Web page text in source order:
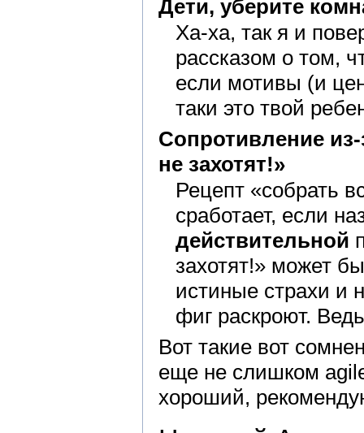
Дети, уберите
Ха-ха, так я и
рассказом о том,
если мотивы (и
таки это твой
Сопротивление
не захотят!»
Рецепт «собрать
сработает, если
действительной
захотят!» может
истиные страхи и
фиг раскроют.
Вот такие вот
еще не слишком
хороший,